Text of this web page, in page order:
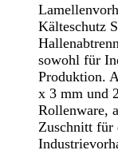
Kälteschutz
sowohl für
Produktion.
x 3 mm und
Rollenware,
Zuschnitt für